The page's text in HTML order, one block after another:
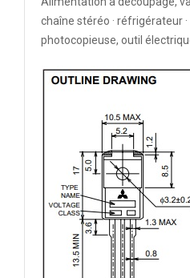
chaîne stéréo · réfrigérateur ·
photocopieuse, outil